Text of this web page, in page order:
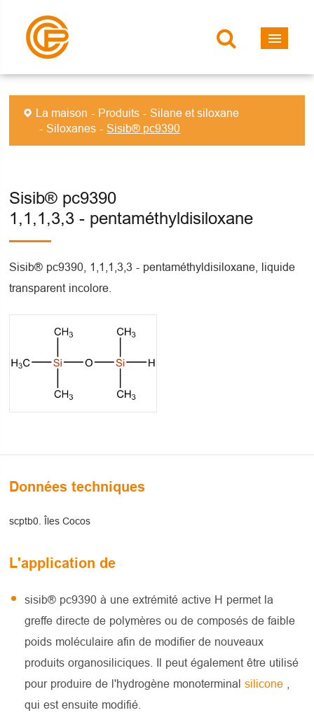
La maison Produits
Silane et siloxane
Siloxanes
Sisib® pc9390
Sisib® pc9390
1,1,1,3,3 - pentaméthyldisiloxane
Sisib® pc9390, 1,1,1,3,3 - pentaméthyldisiloxane, liquide
transparent incolore.
Données techniques
scptb0. Îles Cocos
L'application de
sisib® pc9390 à une extrémité active H permet la
greffe directe de polymères ou de composés de faible
poids moléculaire afin de modifier de nouveaux
produits organosiliciques. Il peut également être utilisé
pour produire de l'hydrogène monoterminalsilicone
qui est ensuite modifié.